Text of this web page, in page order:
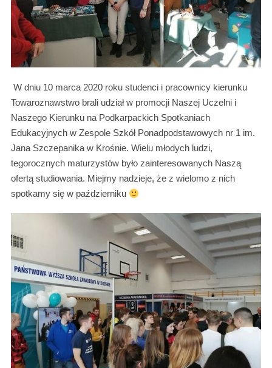
W dniu 10 marca 2020 roku studenci i pracownicy kierunku
Towaroznawstwo brali udział w promocji Naszej Uczelni i
Naszego Kierunku na Podkarpackich Spotkaniach
Edukacyjnych w Zespole Szkół Ponadpodstawowych nr 1 im.
Jana Szczepanika w Krośnie. Wielu młodych ludzi,
tegorocznych maturzystów było zainteresowanych Naszą
ofertą studiowania. Miejmy nadzieje, że z wielomo z nich
spotkamy się w październiku